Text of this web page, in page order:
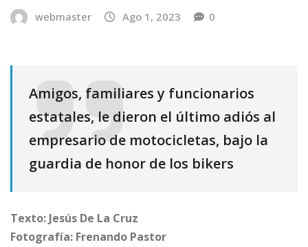
webmaster Ago 1, 2023 0
Amigos, familiares y funcionarios
estatales, le dieron el último adiós al
empresario de motocicletas, bajo la
guardia de honor de los bikers
Texto: Jesús De La Cruz
Fotografía: Frenando Pastor